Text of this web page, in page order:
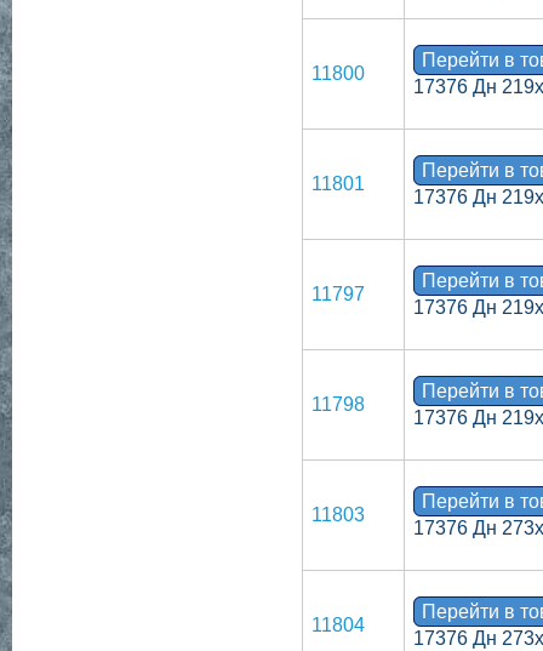
11800
Перейти в
17376 Дн
11801
Перейти в
17376 Дн
11797
Перейти в
17376 Дн
11798
Перейти в
17376 Дн
11803
Перейти в
17376 Дн
11804
Перейти в
17376 Дн